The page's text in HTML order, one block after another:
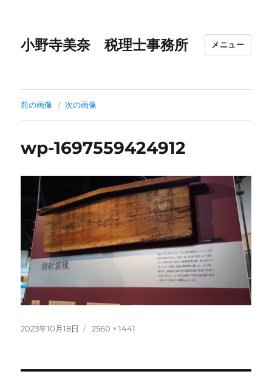
小野寺美奈 税理士事務所 メニュー
前の画像 次の画像
wp-1697559424912
投
2023年10月18日
フ
2560 × 1441